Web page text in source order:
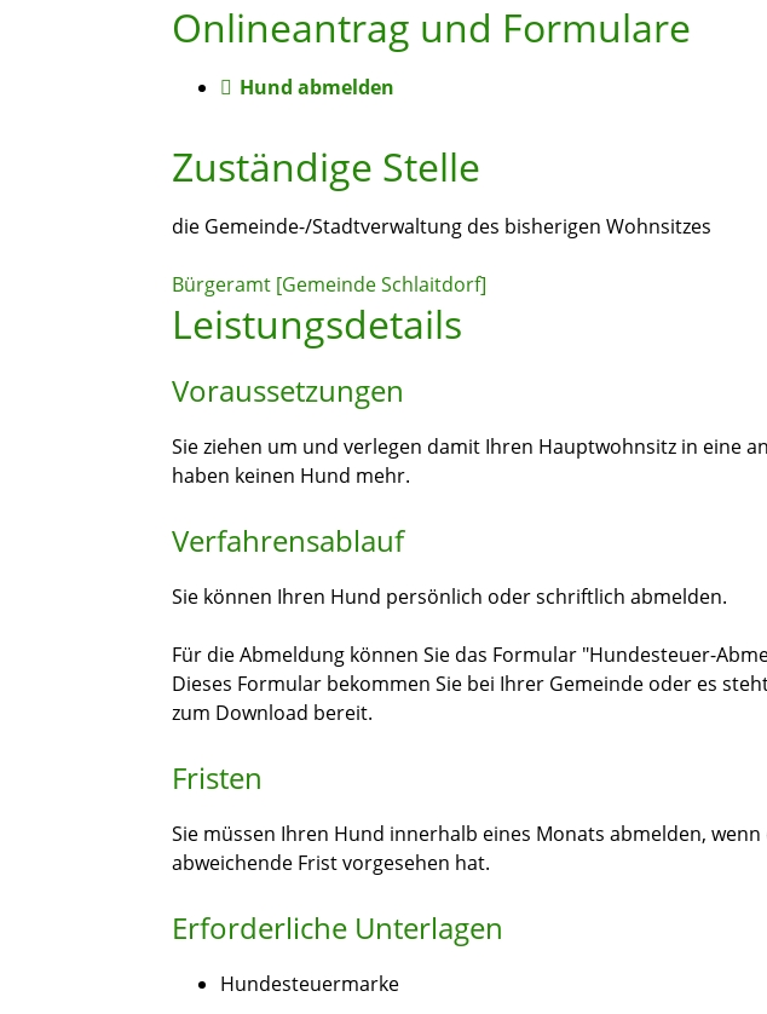
Onlineantrag und Formulare
Hund abmelden
Zuständige Stelle
die Gemeinde-/Stadtverwaltung des bisherigen Wohnsitzes
Bürgeramt [Gemeinde Schlaitdorf]
Leistungsdetails
Voraussetzungen
Sie ziehen um und verlegen damit Ihren Hauptwohnsitz in eine
haben keinen Hund mehr.
Verfahrensablauf
Sie können Ihren Hund persönlich oder schriftlich abmelden.
Für die Abmeldung können Sie das Formular "Hundesteuer-
Dieses Formular bekommen Sie bei Ihrer Gemeinde oder es
zum Download bereit.
Fristen
Sie müssen Ihren Hund innerhalb eines Monats abmelden,
abweichende Frist vorgesehen hat.
Erforderliche Unterlagen
Hundesteuermarke